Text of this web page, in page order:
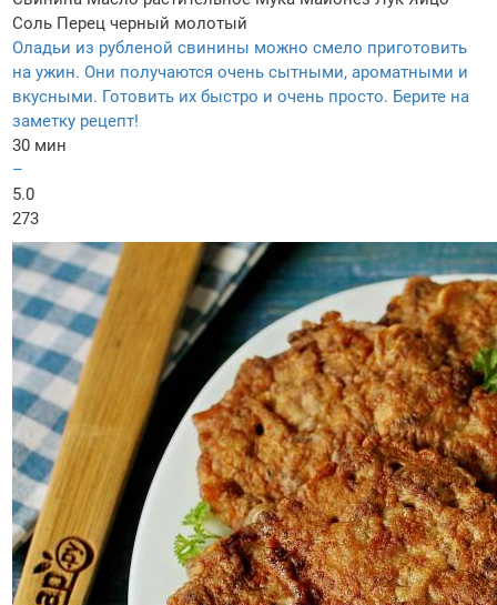
Соль Перец черный молотый
Оладьи из рубленой свинины можно смело приготовить
на ужин. Они получаются очень сытными, ароматными и
вкусными. Готовить их быстро и очень просто. Берите на
заметку рецепт!
30 мин
–
5.0
273